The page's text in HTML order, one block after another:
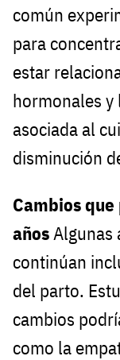
común
para
estar
hormonales y
asociada al
disminución
Cambios
añosAlgunas
continúan
del parto.
cambios
como la